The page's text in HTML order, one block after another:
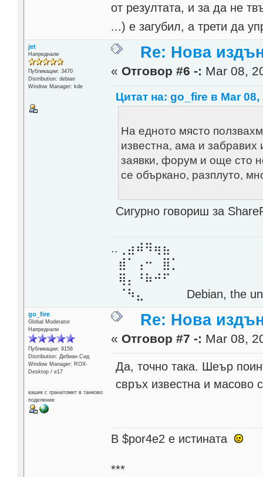
от резултата, и за да не
...) е загубил, а трети да
jet
Напреднали
Публикации: 3470
Distribution: debian
Window Manager: kde
Re: Нова
« Отговор #6 -: Mar 08,
Цитат на: go_fire в Mar 08,
На едното място
известна, ама и забравих
заявки, форум и още сто
се объркано, разплуто,
Сигурно говориш за
..⢀⣴⠾⠻⢶⣦⠀
⣾⠁⢠⠒⠀⣿⡁
⢿⡄⠘⠷⠚⠋
⠈⠳⣄⠀⠀⠀⠀ Debian, the
go_fire
Global Moderator
Напреднали
Публикации: 9156
Distribution: Дебиан Сид
Window Manager: ROX-
Desktop / е17
кашик с гранатомет в танково
поделение
Re: Нова
« Отговор #7 -: Mar 08,
Да, точно така. Шеър
свръх известна и масово
В $por4e2 e истината
***